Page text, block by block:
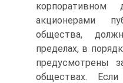
корпоративном
акционерами
общества,
пределах, в
предусмотрены
обществах.